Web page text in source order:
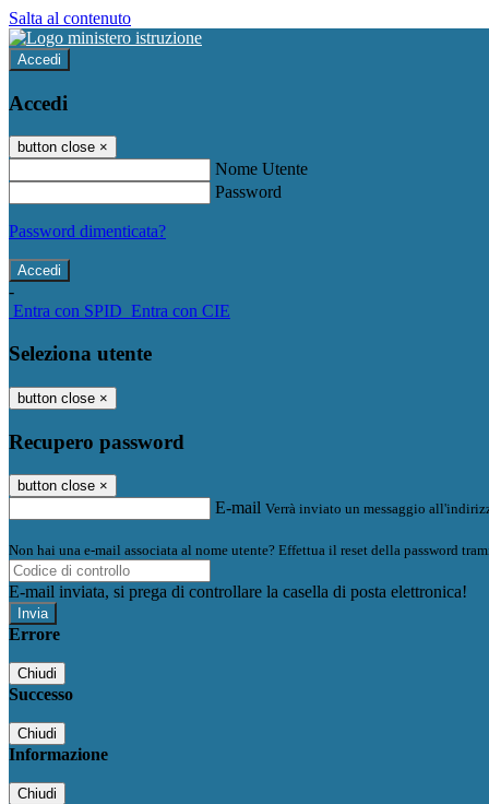
Salta al contenuto
Accedi
Accedi
button close ×
Nome Utente
Password
Password dimenticata?
-
Entra con SPID Entra con CIE
Seleziona utente
button close ×
Recupero password
button close ×
E-mail Verrà inviato un messaggio
Non hai una e-mail associata al nome utente? Effettua il reset della password
E-mail inviata, si prega di controllare la casella di posta elettronica!
Errore
Chiudi
Successo
Chiudi
Informazione
Chiudi